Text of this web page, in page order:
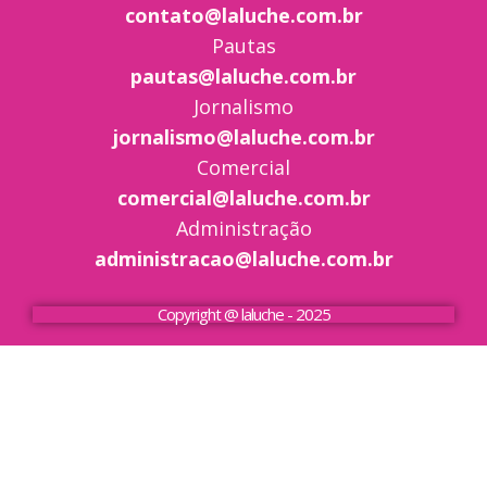
contato@laluche.com.br
Pautas
pautas@laluche.com.br
Jornalismo
jornalismo@laluche.com.br
Comercial
comercial@laluche.com.br
Administração
administracao@laluche.com.br
Copyright @ laluche - 2025